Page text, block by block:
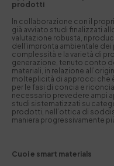
prodotti
In collaborazione con il
già avviato studi finalizzati
valutazione robusta,
dell’impronta ambientale
complessità e la varietà di
generazione, tenuto conto
materiali, in relazione
molteplicità di approcci che
per le fasi di concia e
necessario prevedere ampi
studi sistematizzati su
prodotti, nell’ottica di
maniera progressivamente
Cuoi e smart materials